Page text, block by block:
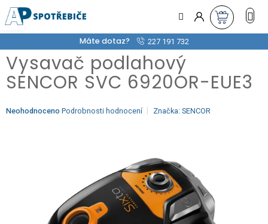
na
obsah
Máte dotaz? 227 191 732
Vysavač podlahový
SENCOR SVC 6920OR-EUE3
Průměrné
Neohodnoceno Podrobnosti hodnocení Značka: SENCOR